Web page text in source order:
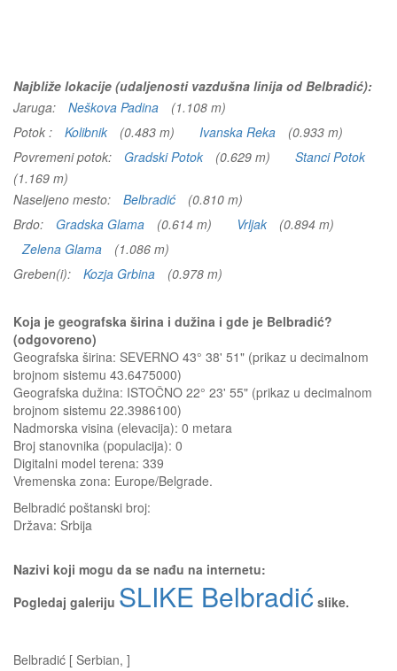
Najbliže lokacije (udaljenosti vazdušna linija od Belbradić):
Jaruga:
Neškova Padina
(1.108 m)
Potok :
Kolibnik (0.483 m) Ivanska Reka
(0.933 m)
Povremeni potok:
Gradski Potok (0.629 m)
Stanci Potok
(1.169 m)
Naseljeno mesto:
Belbradić
(0.810 m)
Brdo:
Gradska Glama (0.614 m) Vrljak
(0.894 m)
Zelena Glama
(1.086 m)
Greben(i):
Kozja Grbina (0.978 m)
Koja je geografska širina i dužina i gde je Belbradić?
(odgovoreno)
Geografska širina: SEVERNO 43° 38' 51" (prikaz u decimalnom
brojnom sistemu 43.6475000)
Geografska dužina: ISTOČNO 22° 23' 55" (prikaz u decimalnom
brojnom sistemu 22.3986100)
Nadmorska visina (elevacija): 0 metara
Broj stanovnika (populacija): 0
Digitalni model terena: 339
Vremenska zona: Europe/Belgrade.
Belbradić poštanski broj:
Država: Srbija
Nazivi koji mogu da se nađu na internetu:
Pogledaj galeriju SLIKE Belbradić slike.
Belbradić [ Serbian, ]